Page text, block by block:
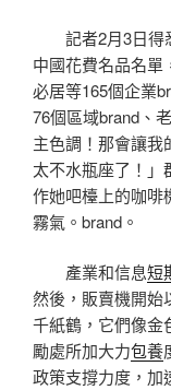
記者2月3日得
中國花費名品名單
必居等165個企業
76個區域brand、
主色調！那會讓我
太不水瓶座了！」
作她吧檯上的咖啡
霧氣。brand。
產業和信息短
然後，販賣機開始
千紙鶴，它們像金
勵處所加大力包養
政策支撐力度，加